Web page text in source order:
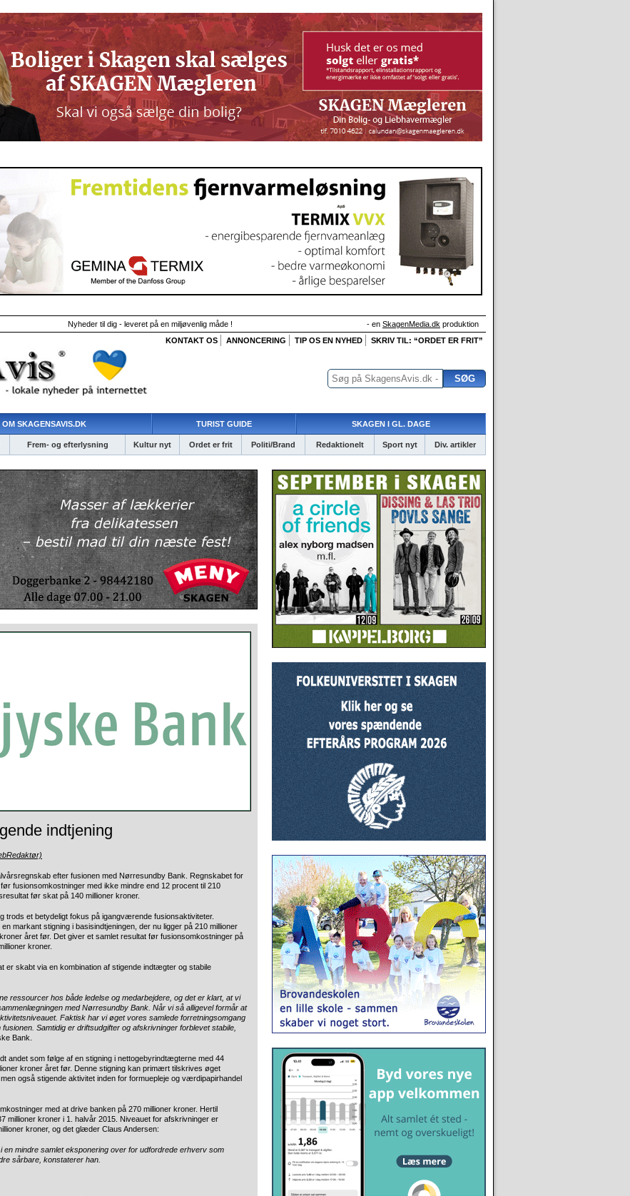
Nyheder til dig - leveret på en miljøvenlig måde ! - en SkagenMedia.dk produktion
KONTAKT OS
ANNONCERING TIP OS EN NYHED SKRIV TIL: “ORDET ER FRIT”
OM SKAGENSAVIS.DK TURIST GUIDE SKAGEN I GL. DAGE
Frem- og efterlysning Kultur nyt Ordet er frit Politi/Brand Redaktionelt Sport nyt Div. artikler
indtjening
efter fusionen med Nørresundby Bank. Regnskabet for
fusionsomkostninger med ikke mindre end 12 procent til 210
før skat på 140 millioner kroner.
et betydeligt fokus på igangværende fusionsaktiviteter.
markant stigning i basisindtjeningen, der nu ligger på 210 millioner
året før. Det giver et samlet resultat før fusionsomkostninger på
kroner.
er skabt via en kombination af stigende indtægter og stabile
ressourcer hos både ledelse og medarbejdere, og det er klart, at vi
med Nørresundby Bank. Når vi så alligevel formår at
Faktisk har vi øget vores samlede forretningsomgang
Samtidig er driftsudgifter og afskrivninger forblevet stabile,
Bank.
andet som følge af en stigning i nettogebyrindtægterne med 44
kroner året før. Denne stigning kan primært tilskrives øget
også stigende aktivitet inden for formuepleje og værdipapirhandel
med at drive banken på 270 millioner kroner. Hertil
kroner i 1. halvår 2015. Niveauet for afskrivninger er
kroner, og det glæder Claus Andersen:
mindre samlet eksponering over for udfordrede erhverv som
sårbare, konstaterer han.